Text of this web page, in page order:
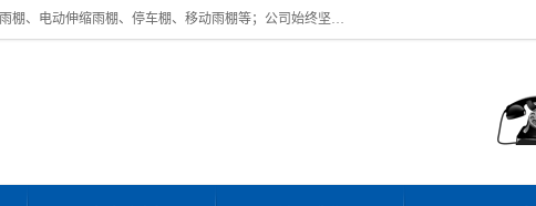
广东鼎新钢结构工程有限公司是一家制作大型电动雨棚厂家;主营：电动推拉雨棚、厂房过道雨棚、电动伸缩雨棚、停车棚、移动雨棚等；公司始终坚持结构创新,品质优越,美观形象,且售后服务好。公司充分吸纳当今休闲用品的前端技术和风格,为您带来质价相宜,时尚典雅的各种户外用品,